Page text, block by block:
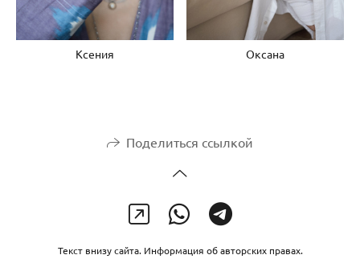
Ксения Оксана
Поделиться ссылкой
Текст внизу сайта. Информация об авторских правах.